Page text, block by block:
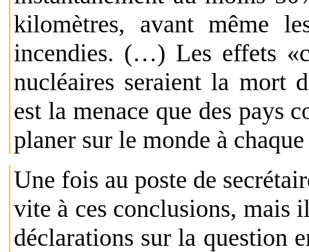
kilomètres, avant même
incendies. (…) Les effets
nucléaires seraient la
est la menace que des pays
planer sur le monde à
Une fois au poste de
vite à ces conclusions, mais
déclarations sur la question